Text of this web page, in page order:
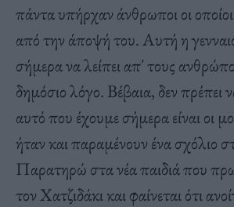
πάντα υπήρχαν άνθρωποι οι
από την άποψή του. Αυτή η
σήμερα να λείπει απ΄ τους
δημόσιο λόγο. Βέβαια, δεν πρέπει
αυτό που έχουμε σήμερα είναι οι
ήταν και παραμένουν ένα σχόλιο
Παρατηρώ στα νέα παιδιά που
τον Χατζιδάκι και φαίνεται ότι